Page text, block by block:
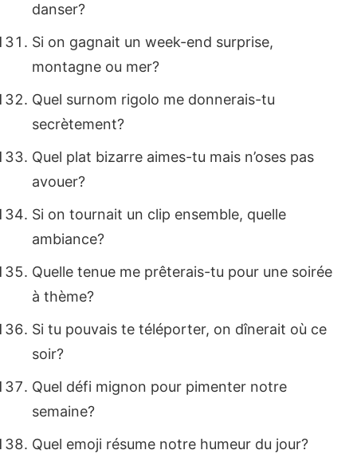
danser?
Si on gagnait un week-end surprise,
montagne ou mer?
Quel surnom rigolo me donnerais-tu
secrètement?
Quel plat bizarre aimes-tu mais n’oses pas
avouer?
Si on tournait un clip ensemble, quelle
ambiance?
Quelle tenue me prêterais-tu pour une soirée
à thème?
Si tu pouvais te téléporter, on dînerait où ce
soir?
Quel défi mignon pour pimenter notre
semaine?
Quel emoji résume notre humeur du jour?